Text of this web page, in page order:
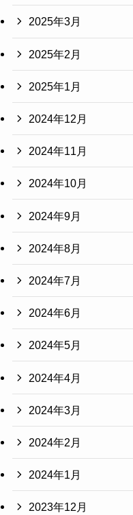
2025年3月
2025年2月
2025年1月
2024年12月
2024年11月
2024年10月
2024年9月
2024年8月
2024年7月
2024年6月
2024年5月
2024年4月
2024年3月
2024年2月
2024年1月
2023年12月